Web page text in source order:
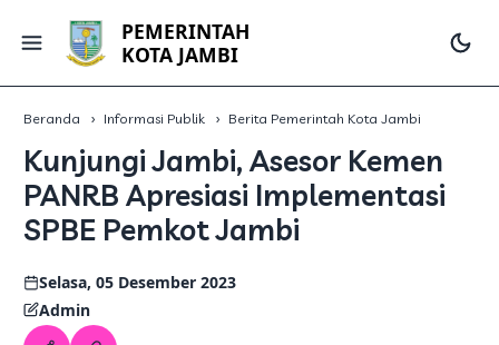
PEMERINTAH
KOTA JAMBI
Beranda Informasi Publik Berita Pemerintah Kota Jambi
Kunjungi Jambi, Asesor Kemen
PANRB Apresiasi Implementasi
SPBE Pemkot Jambi
Selasa, 05 Desember 2023
Admin